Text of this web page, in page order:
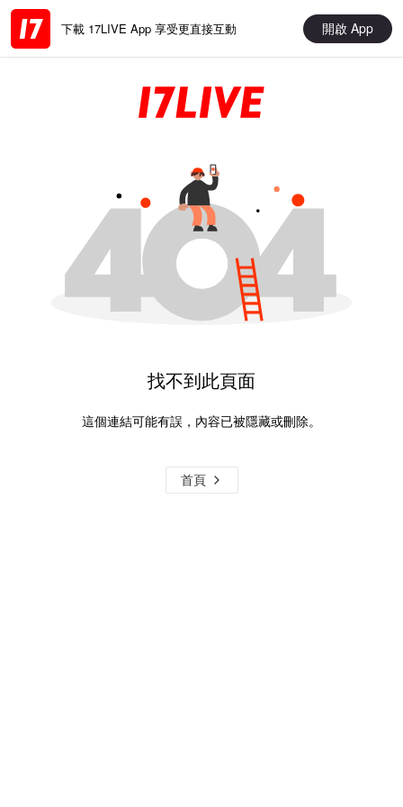
下載 17LIVE App 享受更直接互動 開啟 App
找不到此頁面
這個連結可能有誤，內容已被隱藏或刪除。
首頁